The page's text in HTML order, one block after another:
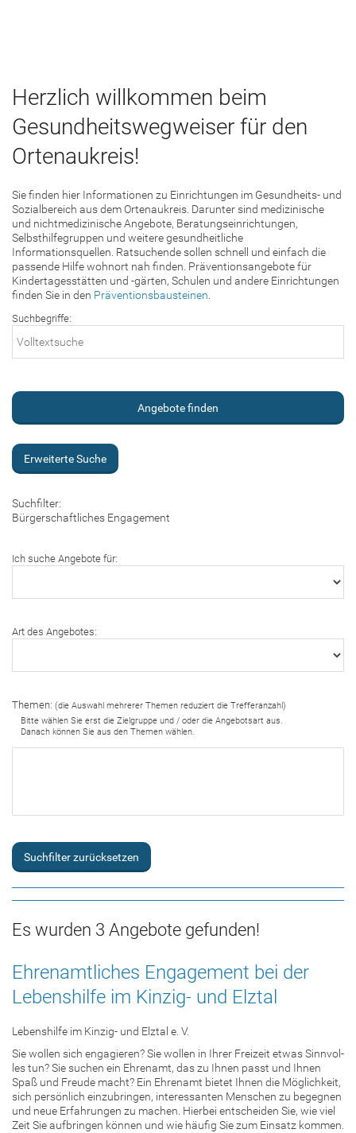
Herzlich willkommen beim
Gesundheitswegweiser für den
Ortenaukreis!
Sie finden hier Informationen zu Einrichtungen im Gesundheits- und
Sozialbereich aus dem Ortenaukreis. Darunter sind medizinische
und nichtmedizinische Angebote, Beratungseinrichtungen,
Selbsthilfegruppen und weitere gesundheitliche
Informationsquellen. Ratsuchende sollen schnell und einfach die
passende Hilfe wohnort nah finden. Präventionsangebote für
Kindertagesstätten und -gärten, Schulen und andere Einrichtungen
finden Sie in den Präventionsbausteinen
Suchbegriffe:
Erweiterte Suche
Suchfilter:
Bürgerschaftliches Engagement
Ich suche Angebote für:
Art des Angebotes:
Themen: (die Auswahl mehrerer Themen reduziert die Trefferanzahl)
Bitte wählen Sie erst die Zielgruppe und / oder die Angebotsart aus.
Danach können Sie aus den Themen wählen.
Suchfilter zurücksetzen
Es wurden 3 Angebote gefunden!
Ehrenamtliches Engagement bei der
Lebenshilfe im Kinzig- und Elztal
Lebenshilfe im Kinzig- und Elztal e. V.
Sie wol­len sich en­ga­gie­ren? Sie wol­len in Ihrer Frei­zeit etwas Sinn­vol­
les tun? Sie su­chen ein Eh­ren­amt, das zu Ihnen passt und Ihnen
Spaß und Freu­de macht? Ein Eh­ren­amt bie­tet Ihnen die Mög­lich­keit,
sich per­sön­lich ein­zu­brin­gen, in­ter­es­san­ten Men­schen zu be­geg­nen
und neue Er­fah­run­gen zu ma­chen. Hier­bei ent­schei­den Sie, wie viel
Zeit Sie auf­brin­gen kön­nen und wie häu­fig Sie zum Ein­satz kom­men.